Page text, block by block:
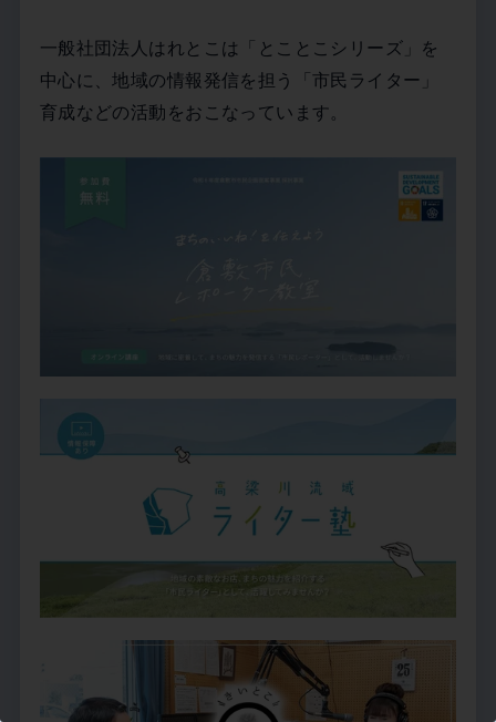
一般社団法人はれとこは「とことこシリーズ」を
中心に、地域の情報発信を担う「市民ライター」
育成などの活動をおこなっています。
この記事を書いた市民ライター
倉敷そだち